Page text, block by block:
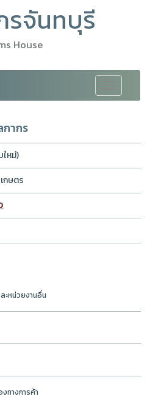
รจันทบุรี
House
navigation
ากร
หม่)
กษตร
ะหน่วยงานอื่น
ทางการค้า